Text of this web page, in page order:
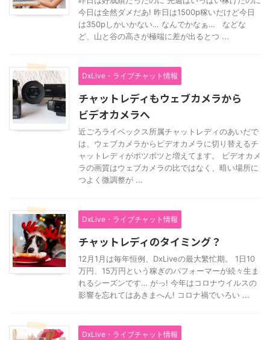
今日は全然ダメだあ! 昨日は1500p稼いだけど今日
は350pしかいかない… なんでかなぁ… などな
ど、山と谷の高さが極端に差が出るとつ ...
DxLive・ライブチャット情報
チャットレディもウェブカメラから
ビデオカメラへ
近ごろライベックス所属チャットレディのあいだで
は、ウェブカメラからビデオカメラに切り替えるチ
ャットレディがポツポツと増えてます。 ビデオカメ
ラの画質はウェブカメラの比ではなく、暗い場所に
つよく微調整が ...
DxLive・ライブチャット情報
チャットレディのタイミング？
12月1月は毎年恒例、DxLiveの最大繁忙期。 1日10
万円、15万円という稼ぎのパフォーマーが続々生ま
れるシーズンです… がっ! 今年はコロナウイルスの
影響を忘れてはあきまへん! コロナ禍でいろい ...
DxLive・ライブチャット情報